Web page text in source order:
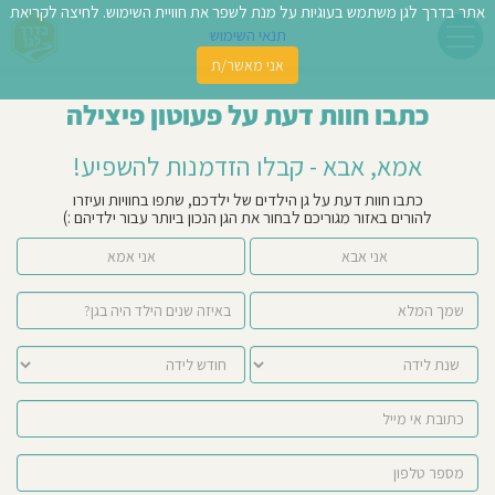
כתבו חוות דעת על פעוטון פיצילה
אמא, אבא - קבלו הזדמנות להשפיע!
כתבו חוות דעת על גן הילדים של ילדכם, שתפו בחוויות ועיזרו
להורים באזור מגוריכם לבחור את הגן הנכון ביותר עבור ילדיהם :)
אני אמא אני אבא
אתר בדרך לגן משתמש בעוגיות על מנת לשפר את חוויית השימוש. לחיצה לקריאת
תנאי השימוש
אני מאשר/ת